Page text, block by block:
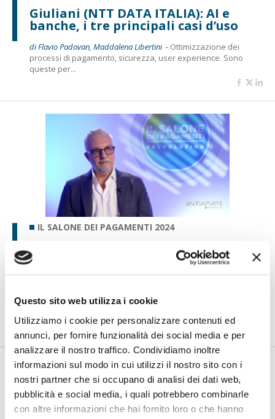
Questo sito web utilizza i cookie
Utilizziamo i cookie per personalizzare contenuti ed
annunci, per fornire funzionalità dei social media e per
analizzare il nostro traffico. Condividiamo inoltre
informazioni sul modo in cui utilizzi il nostro sito con i
nostri partner che si occupano di analisi dei dati web,
pubblicità e social media, i quali potrebbero combinarle
con altre informazioni che hai fornito loro o che hanno
Giuliani (NTT DATA ITALIA): AI e
banche, i tre principali casi d’uso
di Flavio Padovan, Maddalena Libertini - Ottimizzazione dei
processi di pagamento, sicurezza, user experience. Sono
queste per...
IL SALONE DEI PAGAMENTI 2024
Temporiti (Flowe): Embedded
finance al centro della nuova
strategia di sviluppo
riposizionando puntando su servizi e prodotti di pagamento
nell’ambito ...